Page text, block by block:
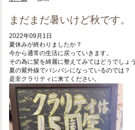
まだまだ暑いけど秋です。
2022年09月1日
夏休みが終わりましたか？
今から通常の生活に戻っていきます。
その為に髪を綺麗に整えてみてはどうでしょう
夏の紫外線でバシバシになっているのでは？
是非クラリティに来てください。